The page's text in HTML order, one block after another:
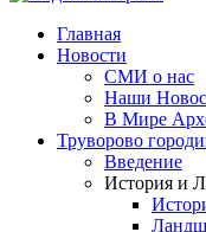
Главная
Новости
СМИ о нас
Наши
В Мире
Труворово
Введение
История и